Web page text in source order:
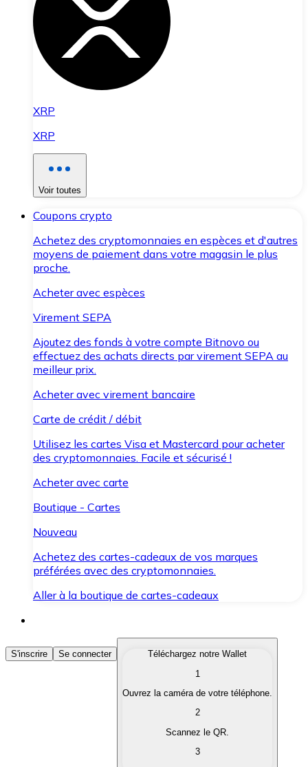
XRP
XRP
Voir toutes
Coupons crypto
Achetez des cryptomonnaies en espèces et d'autres
moyens de paiement dans votre magasin le plus
proche.
Acheter avec espèces
Virement SEPA
Ajoutez des fonds à votre compte Bitnovo ou
effectuez des achats directs par virement SEPA au
meilleur prix.
Acheter avec virement bancaire
Carte de crédit / débit
Utilisez les cartes Visa et Mastercard pour acheter
des cryptomonnaies. Facile et sécurisé !
Acheter avec carte
Boutique - Cartes
Nouveau
Achetez des cartes-cadeaux de vos marques
préférées avec des cryptomonnaies.
Aller à la boutique de cartes-cadeaux
Acheter des Cryptomonnaies
Achetez les cryptomonnaies qui vous intéressent
Convertissez vos cryptomonnaies en monnaie
S'inscrire Se connecter
Téléchargez notre Wallet
1
Ouvrez la caméra de votre téléphone.
2
Scannez le QR.
3